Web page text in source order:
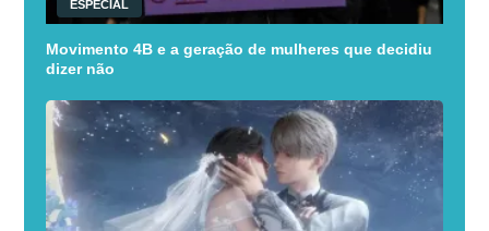
ESPECIAL
Movimento 4B e a geração de mulheres que decidiu
dizer não